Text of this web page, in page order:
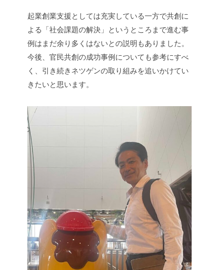
起業創業支援としては充実している一方で共創に
よる「社会課題の解決」というところまで進む事
例はまだ余り多くはないとの説明もありました。
今後、官民共創の成功事例についても参考にすべ
く、引き続きネツゲンの取り組みを追いかけてい
きたいと思います。